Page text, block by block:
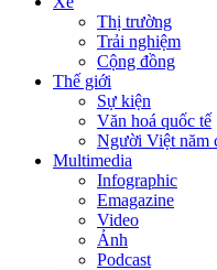
Thị trường
Trải nghiệm
Cộng đồng
Thế giới
Sự kiện
Văn hoá quốc tế
Người Việt năm
Multimedia
Infographic
Emagazine
Video
Ảnh
Podcast